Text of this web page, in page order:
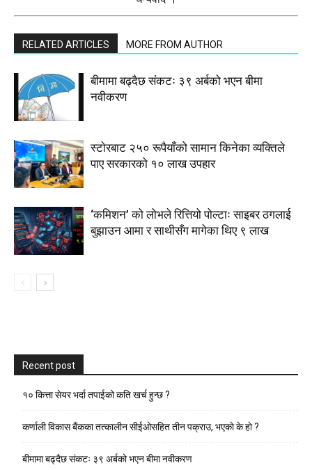
RELATED ARTICLES MORE FROM AUTHOR
बीमामा बढ्दैछ संकटः ३९ अर्बको भएन बीमा
नवीकरण
स्टाेरबाट २५० रूपैयाँको सामान किनेका व्यक्तिले
पाए सरकारको १० लाख उपहार
‘कमिशन’ को लोभले रित्तियो पोल्टाः साइबर ठगलाई
बुझाउन आमा र साथीसँग मागेका थिए ९ लाख
Recent post
१० कित्ता सेयर भर्दा तपाईको कति खर्च हुन्छ ?
कर्णाली विकास बैंकका तत्कालीन सीईओसहित तीन पक्राउ, भएकाे के हाे ?
बीमामा बढ्दैछ संकटः ३९ अर्बको भएन बीमा नवीकरण